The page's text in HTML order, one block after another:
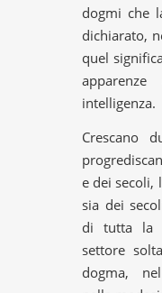
dogmi che
dichiarato,
quel
intelligenza.
Crescano
e dei secoli,
sia dei
di tutta la
settore
dogma,